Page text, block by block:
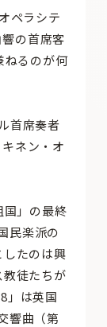
ペラシテ
の首席客
ねるのが何
首席奏者
ネン・オ
」の最終
民楽派の
たのは興
徒たちが
」は英国
響曲（第